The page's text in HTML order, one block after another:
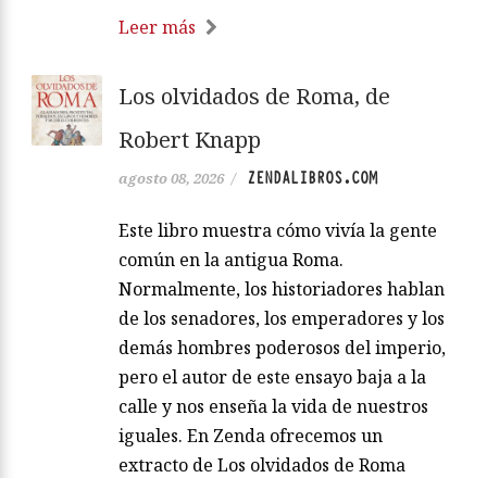
Leer más
Los olvidados de Roma, de
Robert Knapp
agosto 08, 2026 / ZENDALIBROS.COM
Este libro muestra cómo vivía la gente
común en la antigua Roma.
Normalmente, los historiadores hablan
de los senadores, los emperadores y los
demás hombres poderosos del imperio,
pero el autor de este ensayo baja a la
calle y nos enseña la vida de nuestros
iguales. En Zenda ofrecemos un
extracto de Los olvidados de Roma